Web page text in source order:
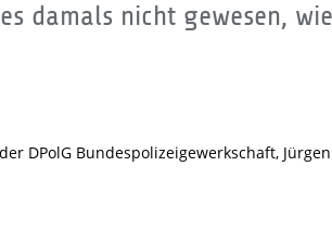
damals nicht gewesen,
DPolG Bundespolizeigewerkschaft, Jürgen